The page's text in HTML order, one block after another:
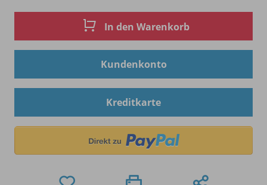
In den Warenkorb
Kundenkonto
Kreditkarte